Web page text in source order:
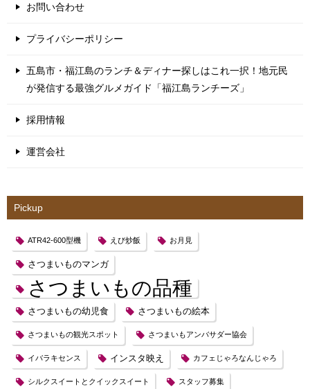
お問い合わせ
プライバシーポリシー
五島市・福江島のランチ＆ディナー探しはこれ一択！地元民
が発信する最強グルメガイド「福江島ランチーズ」
採用情報
運営会社
Pickup
ATR42-600型機 えび炒飯 お月見
さつまいものマンガ
さつまいもの品種
さつまいもの幼児食 さつまいもの絵本
さつまいもの観光スポット さつまいもアンバサダー協会
イバラキセンス インスタ映え カフェじゃろなんじゃろ
シルクスイートとクイックスイート スタッフ募集